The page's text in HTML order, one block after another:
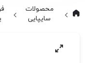
محصولات
سایپایی